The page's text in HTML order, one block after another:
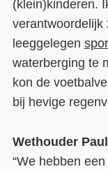
(klein)kinderen.
verantwoordelijk
leeggelegen
waterberging te
kon de
bij hevige
Wethouder
“We hebben een